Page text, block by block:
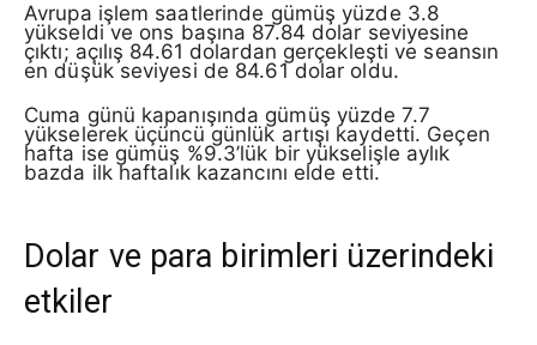
Avrupa işlem saatlerinde gümüş yüzde 3.8
yükseldi ve ons başına 87.84 dolar seviyesine
çıktı; açılış 84.61 dolardan gerçekleşti ve seansın
en düşük seviyesi de 84.61 dolar oldu.
Cuma günü kapanışında gümüş yüzde 7.7
yükselerek üçüncü günlük artışı kaydetti. Geçen
hafta ise gümüş %9.3’lük bir yükselişle aylık
bazda ilk haftalık kazancını elde etti.
Dolar ve para birimleri üzerindeki
etkiler